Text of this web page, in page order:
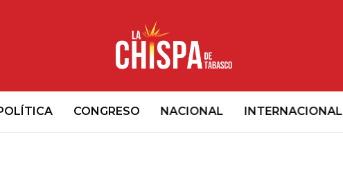
CONGRESO NACIONAL INTERNACIONAL